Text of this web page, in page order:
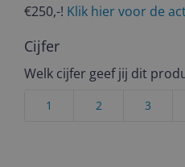
€250,-! Klik hier voor de
Cijfer
Welk cijfer geef jij dit
3
2
1